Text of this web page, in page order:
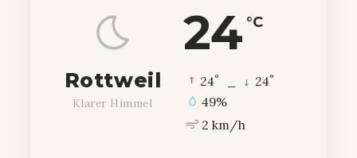
24 °C
Rottweil
Klarer Himmel
24° 24°
49%
2 km/h